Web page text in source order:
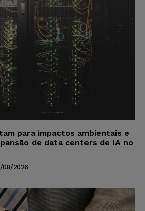
para impactos ambientais e
de data centers de IA no
08/2026